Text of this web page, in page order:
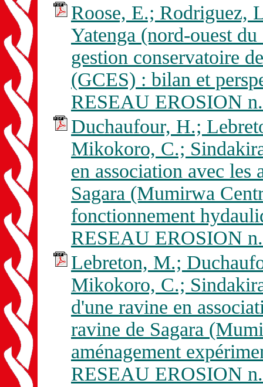
Roose, E.; Rodriguez,
Yatenga (nord-ouest
gestion conservatoire
(GCES) : bilan et
RESEAU EROSION
Duchaufour, H.;
Mikokoro, C.;
en association avec les
Sagara (Mumirwa
fonctionnement
RESEAU EROSION
Lebreton, M.;
Mikokoro, C.;
d'une ravine en
ravine de Sagara
aménagement
RESEAU EROSION